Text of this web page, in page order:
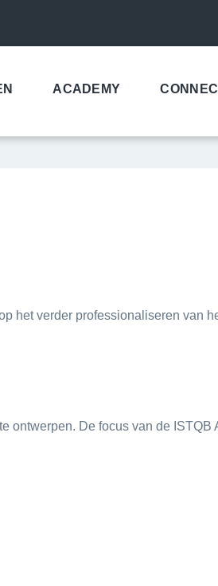
ACADEMY
het verder professionaliseren van
De focus van de